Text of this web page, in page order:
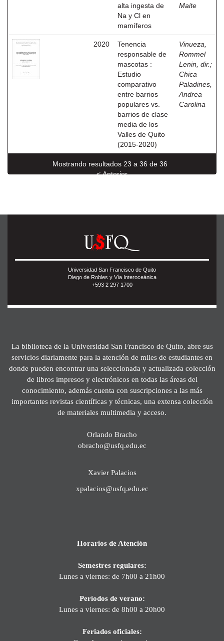
alta ingesta de
Na y Cl en
mamíferos
Maite
2020
Tenencia
responsable de
mascotas :
Estudio
comparativo
entre barrios
populares vs.
barrios de clase
media de los
Valles de Quito
(2015-2020)
Vinueza,
Rommel
Lenin, dir. ;
Chica
Paladines,
Andrea
Carolina
Mostrando resultados 23 a 36 de 36
< Anterior
Universidad San Francisco de Quito
Diego de Robles y Vía Interoceánica
+593 2 297 1700
La biblioteca de la Universidad San Francisco de Quito, abre sus
servicios diariamente para la atención de miles de estudiantes en
donde pueden encontrar una seleccionada y actualizada colección
de libros impresos y electrónicos en todas las áreas del
conocimiento, además cuenta con suscripciones a las más
importantes revistas científicas y técnicas, una extensa colección
de materiales multimedia y acceso.
Orlando Bracho
obracho@usfq.edu.ec
Xavier Palacios
xpalacios@usfq.edu.ec
Horarios de Atención
Semestres regulares:
Lunes a viernes: de 7h00 a 21h00
Períodos de verano:
Lunes a viernes: de 8h00 a 20h00
Feriados oficiales: